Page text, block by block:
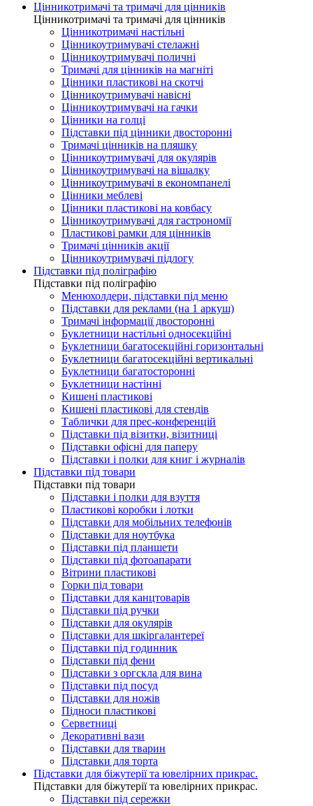
Цінникотримачі та тримачі для цінників
Цінникотримачі та тримачі для цінників
Цінникотримачі настільні
Цінникоутримувачі стелажні
Цінникоутримувачі поличні
Тримачі для цінників на магніті
Цінники пластикові на скотчі
Цінникоутримувачі навісні
Цінникоутримувачі на гачки
Цінники на голці
Підставки під цінники двосторонні
Тримачі цінників на пляшку
Цінникоутримувачі для окулярів
Цінникоутримувачі на вішалку
Цінникоутримувачі в економпанелі
Цінники меблеві
Цінники пластикові на ковбасу
Цінникоутримувачі для гастрономії
Пластикові рамки для цінників
Тримачі цінників акції
Цінникоутримувачі підлогу
Підставки під поліграфію
Підставки під поліграфію
Менюхолдери, підставки під меню
Підставки для реклами (на 1 аркуш)
Тримачі інформації двосторонні
Буклетници настільні односекційні
Буклетници багатосекційні горизонтальні
Буклетници багатосекційні вертикальні
Буклетници багатосторонні
Буклетници настінні
Кишені пластикові
Кишені пластикові для стендів
Таблички для прес-конференцій
Підставки під візитки, візитниці
Підставки офісні для паперу
Підставки і полки для книг і журналів
Підставки під товари
Підставки під товари
Підставки і полки для взуття
Пластикові коробки і лотки
Підставки для мобільних телефонів
Підставки для ноутбука
Підставки під планшети
Підставки під фотоапарати
Вітрини пластикові
Горки під товари
Підставки для канцтоварів
Підставки під ручки
Підставки для окулярів
Підставки для шкіргалантереї
Підставки під годинник
Підставки під фени
Підставки з оргскла для вина
Підставки під посуд
Підставки для ножів
Підноси пластикові
Серветниці
Декоративні вази
Підставки для тварин
Підставки для торта
Підставки для біжутерії та ювелірниx прикрас.
Підставки для біжутерії та ювелірниx прикрас.
Підставки під сережки